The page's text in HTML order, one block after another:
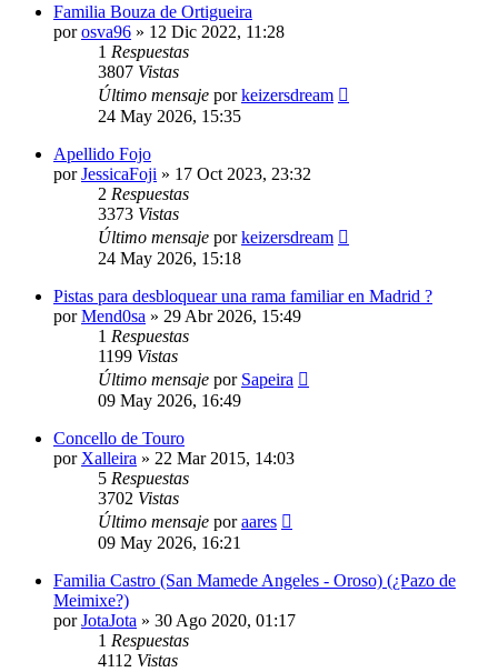
Familia Bouza de Ortigueira
porosva96 » 12 Dic 2022, 11:28
1 Respuestas
3807 Vistas
Último mensaje porkeizersdream
24 May 2026, 15:35
Apellido Fojo
porJessicaFoji » 17 Oct 2023, 23:32
2 Respuestas
3373 Vistas
Último mensaje porkeizersdream
24 May 2026, 15:18
Pistas para desbloquear una rama familiar en Madrid ?
porMend0sa » 29 Abr 2026, 15:49
1 Respuestas
1199 Vistas
Último mensaje por Sapeira
09 May 2026, 16:49
Concello de Touro
por Xalleira » 22 Mar 2015, 14:03
5 Respuestas
3702 Vistas
Último mensaje poraares
09 May 2026, 16:21
Familia Castro (San Mamede Angeles - Oroso) (¿Pazo de
Meimixe?)
porJotaJota » 30 Ago 2020, 01:17
1 Respuestas
4112 Vistas